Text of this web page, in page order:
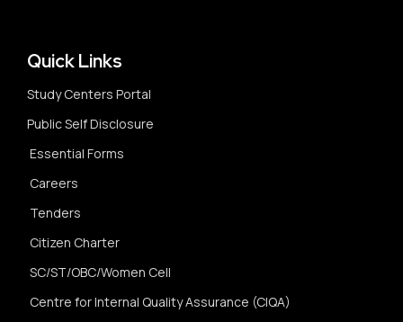
Quick Links
Study Centers Portal
Public Self Disclosure
Essential Forms
Careers
Tenders
Citizen Charter
SC/ST/OBC/Women Cell
Centre for Internal Quality Assurance (CIQA)